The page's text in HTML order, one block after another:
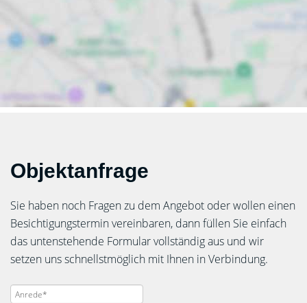
Objektanfrage
Sie haben noch Fragen zu dem Angebot oder wollen einen
Besichtigungstermin vereinbaren, dann füllen Sie einfach
das untenstehende Formular vollständig aus und wir
setzen uns schnellstmöglich mit Ihnen in Verbindung.